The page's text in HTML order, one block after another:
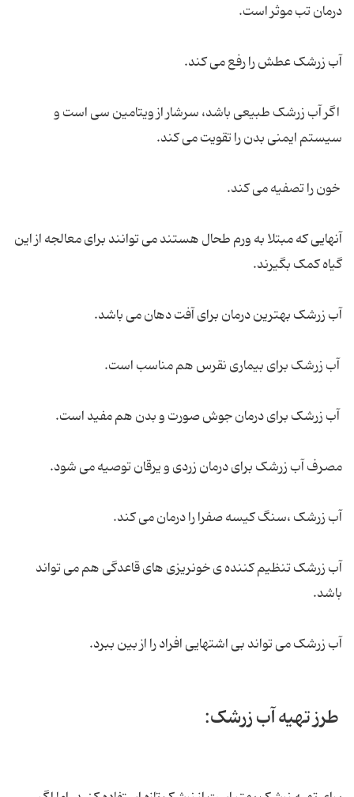
درمان تب موثر است.
آب زرشک عطش را رفع می کند.
اگر آب زرشک طبیعی باشد، سرشار از ویتامین سی است و
سیستم ایمنی بدن را تقویت می کند.
خون را تصفیه می کند.
آنهایی که مبتلا به ورم طحال هستند می توانند برای معالجه از این
گیاه کمک بگیرند.
آب زرشک بهترین درمان برای آفت دهان می باشد.
آب زرشک برای بیماری نقرس هم مناسب است.
آب زرشک برای درمان جوش صورت و بدن هم مفید است.
مصرف آب زرشک برای درمان زردی و یرقان توصیه می شود.
آب زرشک ،سنگ کیسه صفرا را درمان می کند.
آب زرشک تنظیم کننده ی خونریزی های قاعدگی هم می تواند
باشد.
آب زرشک می تواند بی اشتهایی افراد را از بین ببرد.
طرز تهیه آب زرشک: